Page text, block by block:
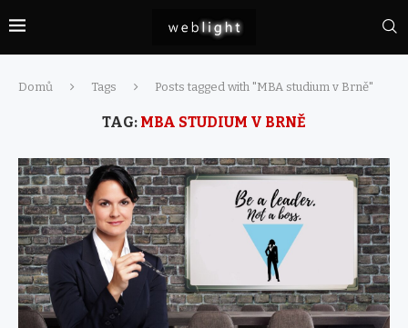
Domů Tags Posts tagged with "MBA studium v Brně"
TAG: MBA STUDIUM V BRNĚ